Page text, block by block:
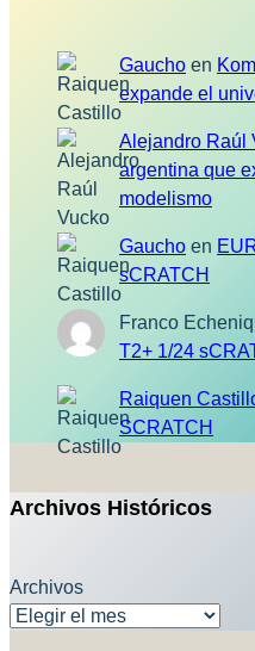
Gaucho en
expande el
Alejandro Raúl
argentina que
modelismo
Gaucho en
sCRATCH
Franco
T2+ 1/24
Raiquen
SCRATCH
Archivos Históricos
Archivos